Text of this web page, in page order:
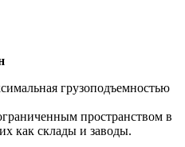
грузоподъемностью
пространством в
как склады и заводы.